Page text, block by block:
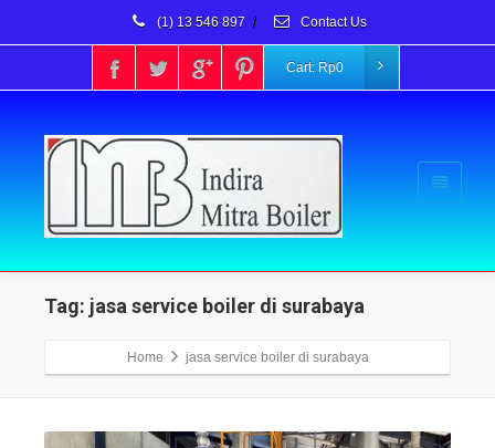
(1) 13 546 897 / Contact Us
Cart: Rp0
Tag: jasa service boiler di surabaya
Home jasa service boiler di surabaya